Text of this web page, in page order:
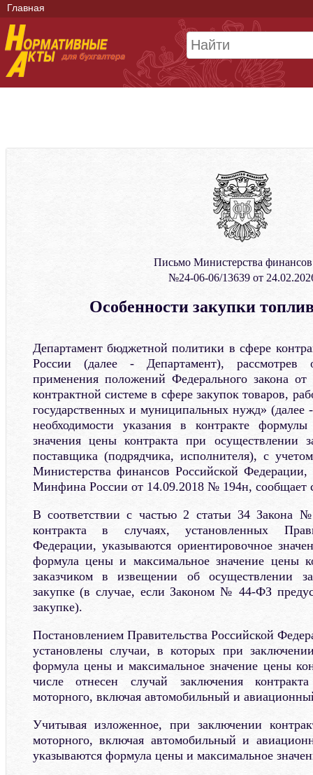
Главная
Письмо Министерства
№24-06-06/13639 от
Особенности закупки
Департамент бюджетной политики в сфере
России (далее - Департамент), рассмотрев
применения положений Федерального закона
контрактной системе в сфере закупок товаров,
государственных и муниципальных нужд»
необходимости указания в контракте
значения цены контракта при осуществлении
поставщика (подрядчика, исполнителя), с
Министерства финансов Российской Федерации,
Минфина России от 14.09.2018 № 194н, сообщает
В соответствии с частью 2 статьи 34 Закона
контракта в случаях, установленных
Федерации, указываются ориентировочное
формула цены и максимальное значение цены
заказчиком в извещении об осуществлении
закупке (в случае, если Законом № 44-ФЗ
закупке).
Постановлением Правительства Российской
установлены случаи, в которых при
формула цены и максимальное значение цены
числе отнесен случай заключения
моторного, включая автомобильный и
Учитывая изложенное, при заключении
моторного, включая автомобильный и
указываются формула цены и максимальное